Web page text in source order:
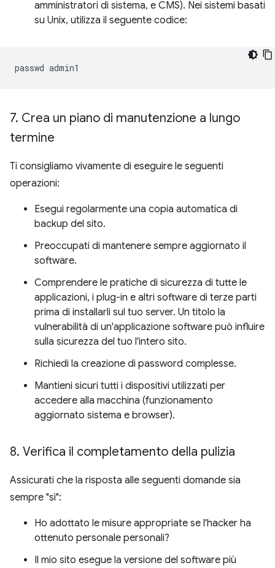
amministratori di sistema, e CMS). Nei sistemi basati
su Unix, utilizza il seguente codice:
passwd
7. Crea un piano di manutenzione a lungo
termine
Ti consigliamo vivamente di eseguire le seguenti
operazioni:
Esegui regolarmente una copia automatica di
backup del sito.
Preoccupati di mantenere sempre aggiornato il
software.
Comprendere le pratiche di sicurezza di tutte le
applicazioni, i plug-in e altri software di terze parti
prima di installarli sul tuo server. Un titolo la
vulnerabilità di un'applicazione software può influire
sulla sicurezza del tuo l'intero sito.
Richiedi la creazione di password complesse.
Mantieni sicuri tutti i dispositivi utilizzati per
accedere alla macchina (funzionamento
aggiornato sistema e browser).
8. Verifica il completamento della pulizia
Assicurati che la risposta alle seguenti domande sia
sempre "sì":
Ho adottato le misure appropriate se l'hacker ha
ottenuto personale personali?
Il mio sito esegue la versione del software più